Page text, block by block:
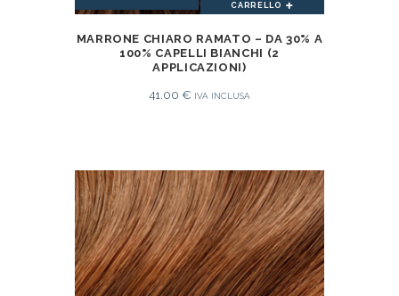
CARRELLO
MARRONE CHIARO RAMATO – DA 30% A
100% CAPELLI BIANCHI (2
APPLICAZIONI)
41.00 € IVA INCLUSA